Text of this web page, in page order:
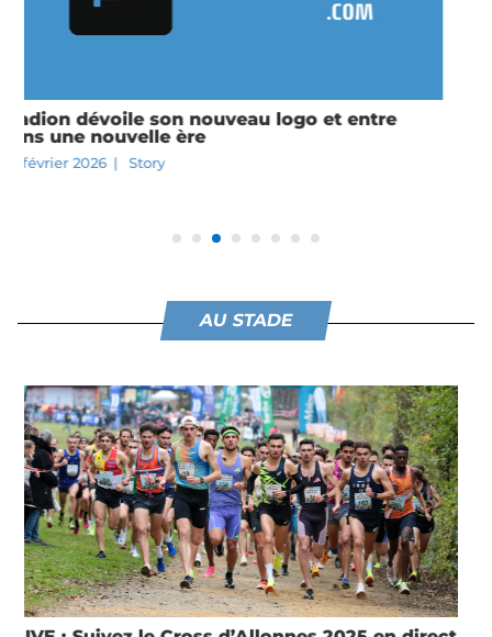
Vredestein 20 km de Paris 2025 : Etienne
Daguinos est magique !
12 octobre 2025 | Running
AU STADE